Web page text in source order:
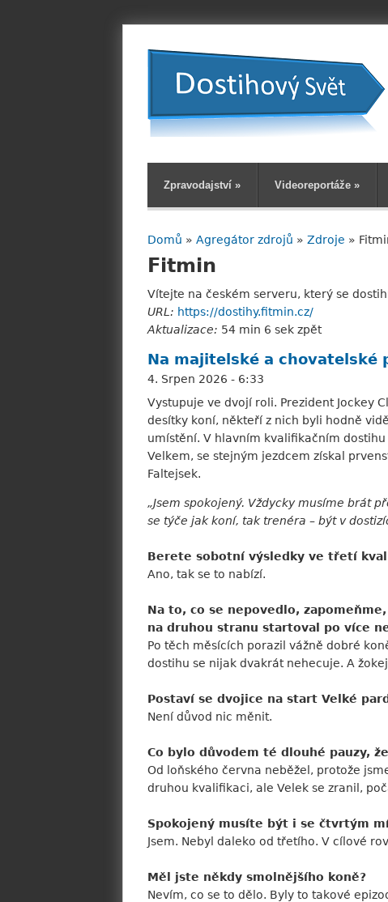
Zpravodajství » Videoreportáže »
Jste zde
Domů » Agregátor zdrojů » Zdroje »
Fitmin
Vítejte na českém serveru, který se
URL: https://dostihy.fitmin.cz/
Aktualizace: 54 min 6 sek zpět
Na majitelské a chovatelské
4. Srpen 2026 - 6:33
Vystupuje ve dvojí roli. Prezident Jockey
desítky koní, někteří z nich byli hodně
umístění. V hlavním kvalifikačním
Velkem, se stejným jezdcem získal
Faltejsek.
„Jsem spokojený. Vždycky musíme brát
se týče jak koní, tak trenéra – být v
Berete sobotní výsledky ve třetí
Ano, tak se to nabízí.
Na to, co se nepovedlo,
na druhou stranu startoval po více
Po těch měsících porazil vážně dobré
dostihu se nijak dvakrát nehecuje. A
Postaví se dvojice na start Velké
Není důvod nic měnit.
Co bylo důvodem té dlouhé pauzy,
Od loňského června neběžel, protože
druhou kvalifikaci, ale Velek se zranil,
Spokojený musíte být i se čtvrtým
Jsem. Nebyl daleko od třetího. V cílové
Měl jste někdy smolnějšího koně?
Nevím, co se to dělo. Byly to takové